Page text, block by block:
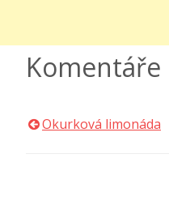
Komentáře
Navigace
Okurková limonáda